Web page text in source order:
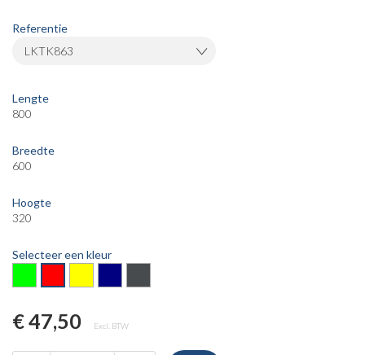
Referentie
LKTK863
Lengte
800
Breedte
600
Hoogte
320
Selecteer een kleur
€ 47,50 Excl. BTW